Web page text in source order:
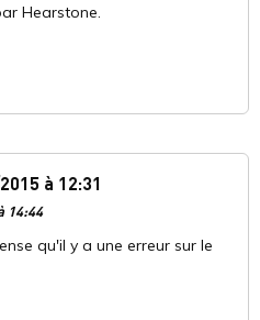
Hearstone.
à 12:31
14:44
qu'il y a une erreur sur le